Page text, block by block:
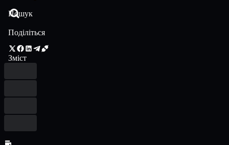
Поділіться
Зміст